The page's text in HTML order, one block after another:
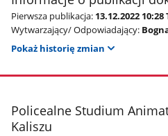
Pierwsza publikacja: 13.12.2022
Wytwarzający/ Odpowiadający:
Pokaż historię zmian
stopka
Policealne Studium
Kaliszu